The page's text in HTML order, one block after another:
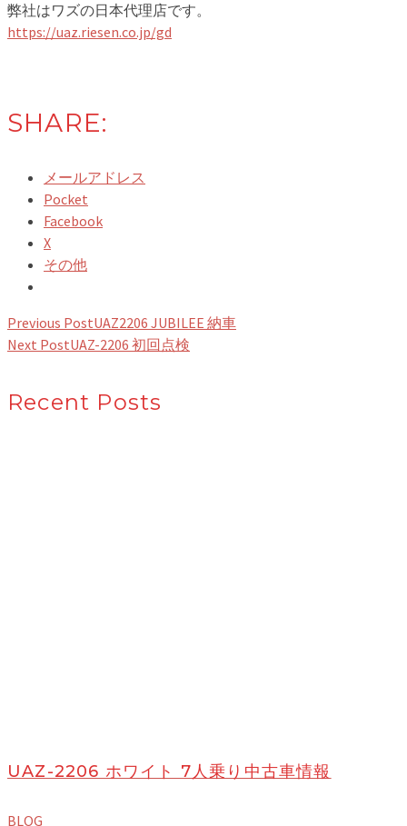
弊社はワズの日本代理店です。
https://uaz.riesen.co.jp/gd
SHARE:
メールアドレス
Pocket
Facebook
X
その他
Previous PostUAZ2206 JUBILEE 納車
Next PostUAZ-2206 初回点検
Recent Posts
UAZ-2206 ホワイト 7人乗り中古車情報
BLOG